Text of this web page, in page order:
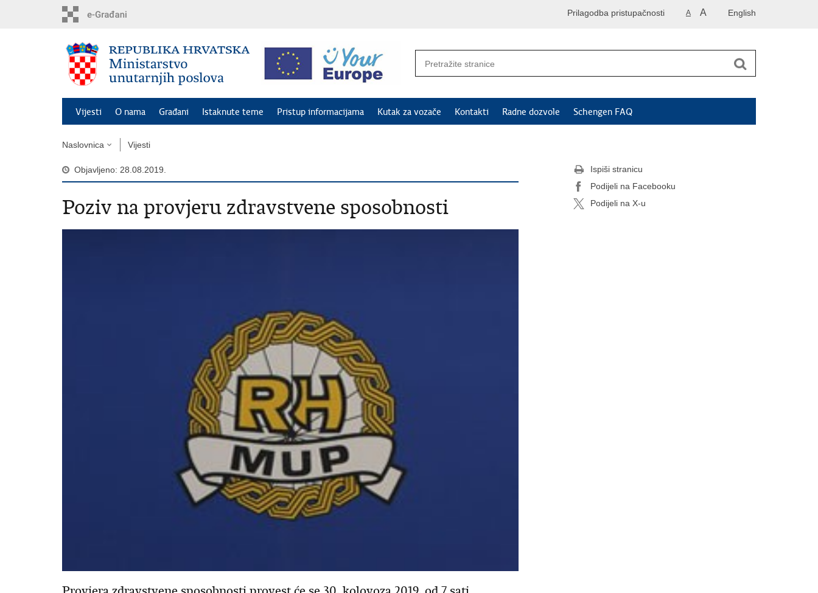
English
A A
Prilagodba pristupačnosti
Vijesti O nama Građani Istaknute teme Pristup informacijama Kutak za vozače Kontakti Radne dozvole Schengen FAQ
Naslovnica Vijesti
Objavljeno: 28.08.2019.
Poziv na provjeru zdravstvene sposobnosti
Ispiši stranicu
Podijeli na Facebooku
Podijeli na X-u